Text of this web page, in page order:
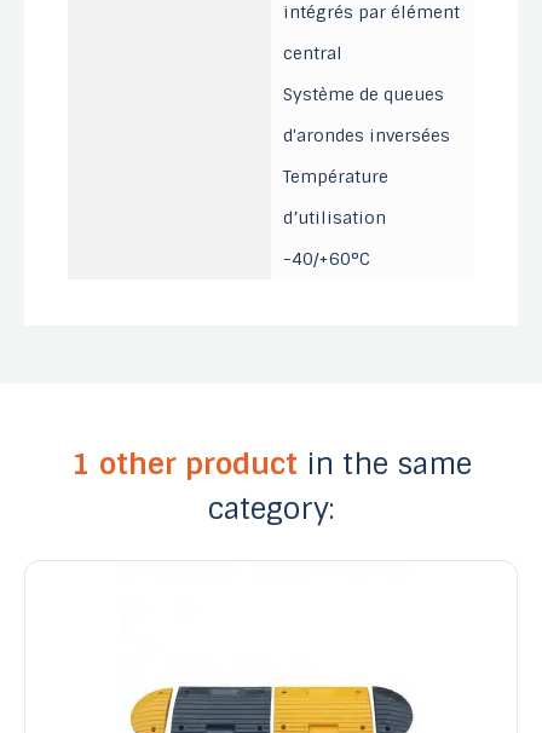
intégrés par élément
central
Système de queues
d'arondes inversées
Température
d’utilisation
-40/+60°C
1 other product in the same
category: